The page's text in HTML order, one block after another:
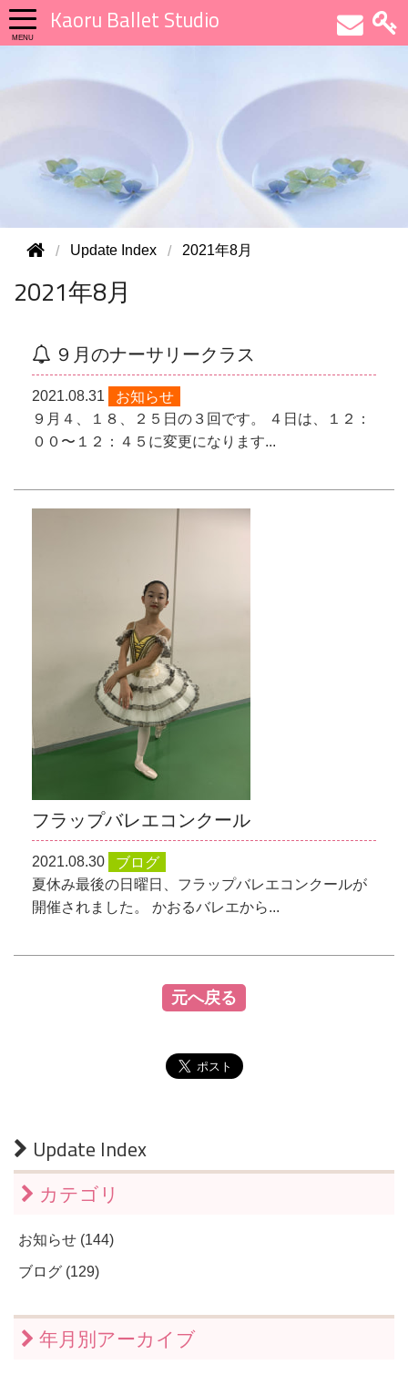
Kaoru Ballet Studio
Update Index 2021年8月
2021年8月
９月のナーサリークラス
2021.08.31
お知らせ
９月４、１８、２５日の３回です。 ４日は、１２：
００〜１２：４５に変更になります...
フラップバレエコンクール
2021.08.30
ブログ
夏休み最後の日曜日、フラップバレエコンクールが
開催されました。 かおるバレエから...
元へ戻る
Update Index
カテゴリ
お知らせ (144)
ブログ (129)
年月別アーカイブ